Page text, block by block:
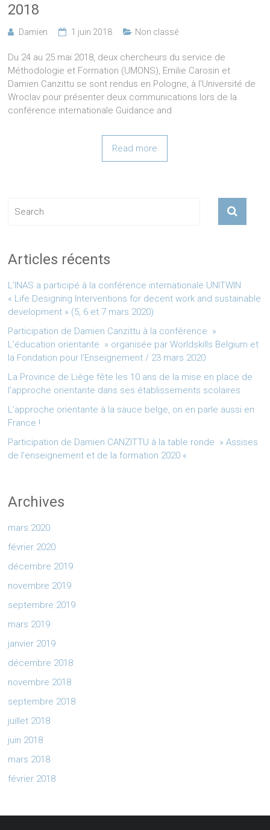
2018
Damien 1 juin 2018 Non classé
Du 24 au 25 mai 2018, deux chercheurs du service de
Méthodologie et Formation (UMONS), Emilie Carosin et
Damien Canzittu se sont rendus en Pologne, à l’Université de
Wroclav pour présenter deux communications lors de la
conférence internationale Guidance and
Read more
Articles récents
L’INAS a participé à la conférence internationale UNITWIN
« Life Designing Interventions for decent work and sustainable
development » (5, 6 et 7 mars 2020)
Participation de Damien Canzittu à la conférence »
L’éducation orientante » organisée par Worldskills Belgium et
la Fondation pour l’Enseignement / 23 mars 2020
La Province de Liège fête les 10 ans de la mise en place de
l’approche orientante dans ses établissements scolaires
L’approche orientante à la sauce belge, on en parle aussi en
France !
Participation de Damien CANZITTU à la table ronde » Assises
de l’enseignement et de la formation 2020 «
Archives
mars 2020
février 2020
décembre 2019
novembre 2019
septembre 2019
mars 2019
janvier 2019
décembre 2018
novembre 2018
septembre 2018
juillet 2018
juin 2018
mars 2018
février 2018